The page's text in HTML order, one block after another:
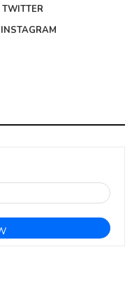
TWITTER
INSTAGRAM